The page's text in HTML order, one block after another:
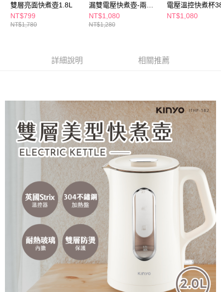
５．嚴禁一人註冊多個帳號或使用他人資訊註冊。若發現惡意使用之情形，
恩沛科技股份有限公司將有權停止該用戶之使用額度並採取法律行動。
雙層亮面快煮壺1.8L
NT$799
NT$1,780
漏雙電壓快煮壺-兩色
任選
NT$1,080
NT$1,280
電壓溫控快煮杯
NT$1,080
詳細說明 相關推薦